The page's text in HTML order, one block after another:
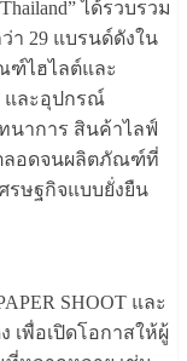
ได้รวบรวม
29 แบรนด์ดังใน
ฑ์ไฮไลต์และ
และอุปกรณ์
นาการ สินค้าไลฟ์
ลอดจนผลิตภัณฑ์ที่
รษฐกิจแบบยั่งยืน
SHOOT และ
เพื่อเปิดโอกาสให้ผู้